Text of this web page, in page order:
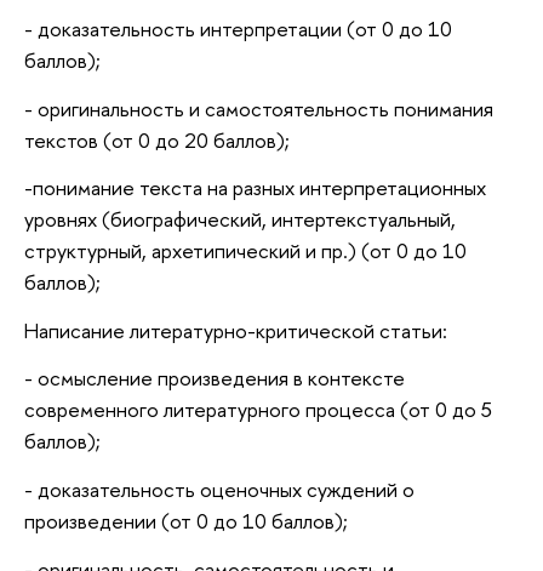
- доказательность интерпретации (от 0 до 10
аллов);
- оригинальность и самостоятельность понимания
текстов (от 0 до 20 баллов);
-понимание текста на разных интерпретационных
уровнях (биографический, интертекстуальный,
структурный, архетипический и пр.) (от 0 до 10
аллов);
Написание литературно-критической статьи:
- осмысление произведения в контексте
современного литературного процесса (от 0 до 5
аллов);
- доказательность оценочных суждений о
произведении (от 0 до 10 баллов);